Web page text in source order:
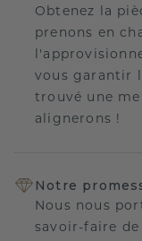
Obtenez la
prenons en
vous garantir
trouvé une
alignerons !
Notre
Nous nous
savoir-faire